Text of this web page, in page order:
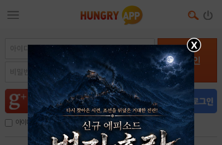
로그인
아이디, 이메일 저장
X